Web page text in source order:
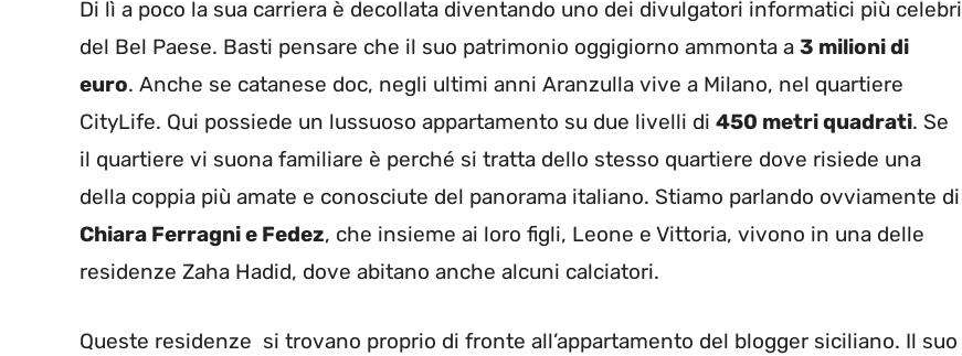
Di lì a poco la sua carriera è decollata diventando uno dei divulgatori informatici più celebri
del Bel Paese. Basti pensare che il suo patrimonio oggigiorno ammonta a 3 milioni di
euro. Anche se catanese doc, negli ultimi anni Aranzulla vive a Milano, nel quartiere
CityLife. Qui possiede un lussuoso appartamento su due livelli di 450 metri quadrati. Se
il quartiere vi suona familiare è perché si tratta dello stesso quartiere dove risiede una
della coppia più amate e conosciute del panorama italiano. Stiamo parlando ovviamente di
Chiara Ferragni e Fedez, che insieme ai loro figli, Leone e Vittoria, vivono in una delle
residenze Zaha Hadid, dove abitano anche alcuni calciatori.
Queste residenze si trovano proprio di fronte all’appartamento del blogger siciliano. Il suo